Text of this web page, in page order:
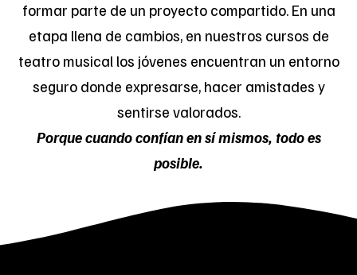
formar parte de un proyecto compartido. En una
etapa llena de cambios, en nuestros cursos de
teatro musical los jóvenes encuentran un entorno
seguro donde expresarse, hacer amistades y
sentirse valorados.
Porque cuando confían en sí mismos, todo es
posible.